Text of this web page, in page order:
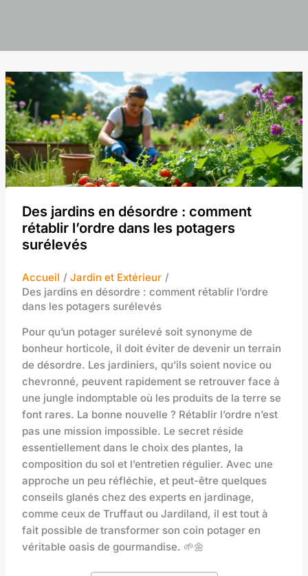
Des jardins en désordre : comment
rétablir l’ordre dans les potagers
surélevés
Accueil
Jardin et Extérieur
Des jardins en désordre : comment rétablir l’ordre
dans les potagers surélevés
Pour qu’un potager surélevé soit synonyme de
bonheur horticole, il doit éviter de devenir un terrain
de désordre. Les jardiniers, qu’ils soient novice ou
chevronné, peuvent rapidement se retrouver face à
une jungle indomptable où les produits de la terre se
font rares. La bonne nouvelle ? Rétablir l’ordre n’est
pas une mission impossible. Le secret réside
essentiellement dans le choix des plantes, la
composition du sol et l’entretien régulier. Avec une
approche un peu réfléchie, et peut-être quelques
conseils glanés chez des experts en jardinage,
comme ceux de Truffaut ou Jardiland, il est tout à
fait possible de transformer son coin potager en
véritable oasis de gourmandise. 🌱🌼